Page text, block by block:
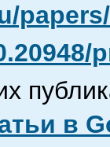
в